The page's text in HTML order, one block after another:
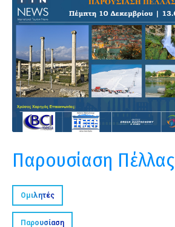
Παρουσίαση Πέλλας
Ομιλητές
Παρουσίαση